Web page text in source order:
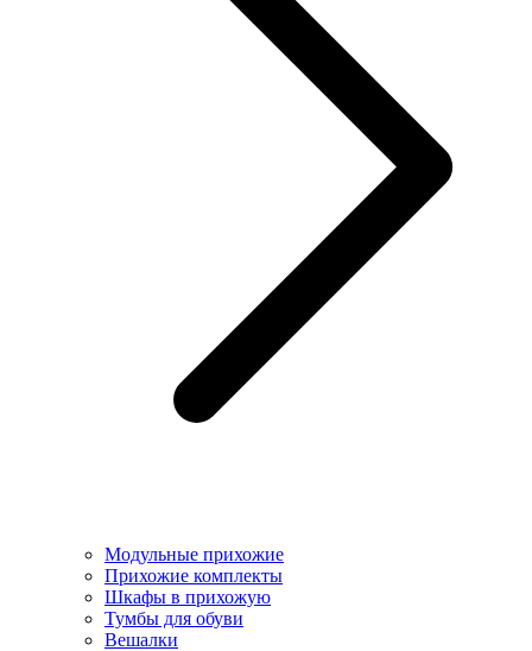
Модульные прихожие
Прихожие комплекты
Шкафы в прихожую
Тумбы для обуви
Вешалки